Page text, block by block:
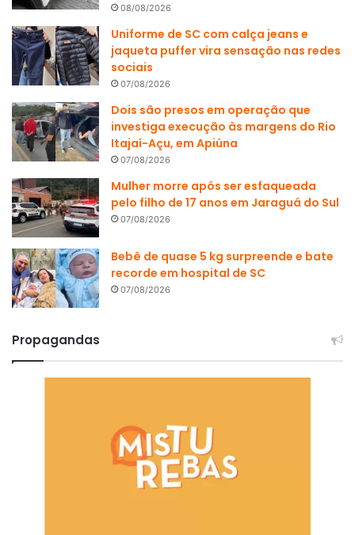
08/08/2026
Uniforme de SC com calça jeans e
jaqueta puffer vira sensação nas redes
sociais
07/08/2026
Dois são presos em operação que
investiga execução às margens do Rio
Itajaí-Açu, em Apiúna
07/08/2026
Mulher morre após ser esfaqueada
pelo filho de 17 anos em Jaraguá do Sul
07/08/2026
Bebê de quase 5 kg surpreende e bate
recorde em hospital de SC
07/08/2026
Propagandas